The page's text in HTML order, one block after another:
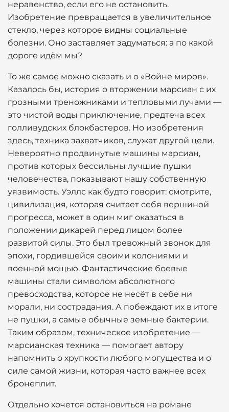
неравенство, если его не остановить.
Изобретение превращается в увеличительное
стекло, через которое видны социальные
болезни. Оно заставляет задуматься: а по какой
дороге идём мы?
То же самое можно сказать и о «Войне миров».
Казалось бы, история о вторжении марсиан с их
грозными треножниками и тепловыми лучами —
это чистой воды приключение, предтеча всех
голливудских блокбастеров. Но изобретения
здесь, техника захватчиков, служат другой цели.
Невероятно продвинутые машины марсиан,
против которых бессильны лучшие пушки
человечества, показывают нашу собственную
уязвимость. Уэллс как будто говорит: смотрите,
цивилизация, которая считает себя вершиной
прогресса, может в один миг оказаться в
положении дикарей перед лицом более
развитой силы. Это был тревожный звонок для
эпохи, гордившейся своими колониями и
военной мощью. Фантастические боевые
машины стали символом абсолютного
превосходства, которое не несёт в себе ни
морали, ни сострадания. А побеждают их в итоге
не пушки, а самые обычные земные бактерии.
Таким образом, техническое изобретение —
марсианская техника — помогает автору
напомнить о хрупкости любого могущества и о
силе самой жизни, которая часто важнее всех
бронеплит.
Отдельно хочется остановиться на романе